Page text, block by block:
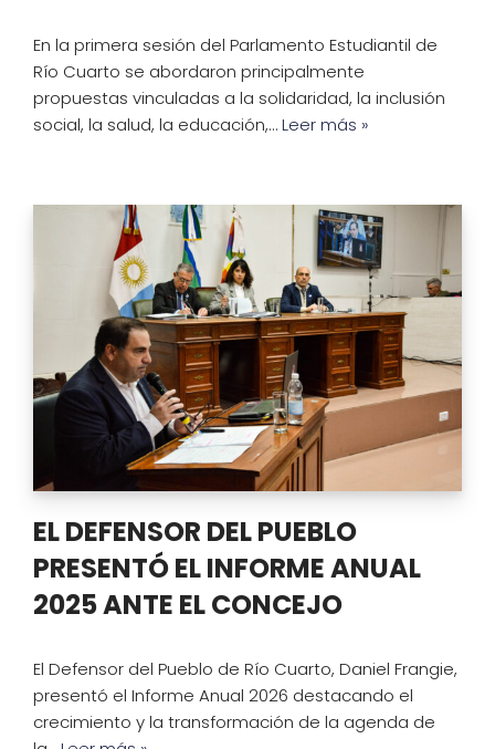
En la primera sesión del Parlamento Estudiantil de
Río Cuarto se abordaron principalmente
propuestas vinculadas a la solidaridad, la inclusión
social, la salud, la educación,…Leer más »
EL DEFENSOR DEL PUEBLO
PRESENTÓ EL INFORME ANUAL
2025 ANTE EL CONCEJO
El Defensor del Pueblo de Río Cuarto, Daniel Frangie,
presentó el Informe Anual 2026 destacando el
crecimiento y la transformación de la agenda de